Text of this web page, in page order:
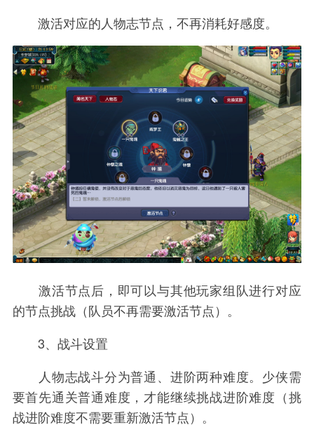
激活对应的人物志节点，不再消耗好感度。
激活节点后，即可以与其他玩家组队进行对应
的节点挑战（队员不再需要激活节点）。
3、战斗设置
人物志战斗分为普通、进阶两种难度。少侠需
要首先通关普通难度，才能继续挑战进阶难度（挑
战进阶难度不需要重新激活节点）。